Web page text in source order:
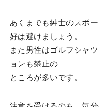
あくまでも紳士のスポ
好は避けましょう。
また男性はゴルフシャ
ョンも禁止の
ところが多いです。